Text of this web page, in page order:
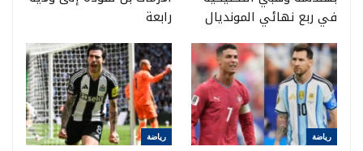
في ربع نهائي المونديال
رابعة
رياضة رياضة